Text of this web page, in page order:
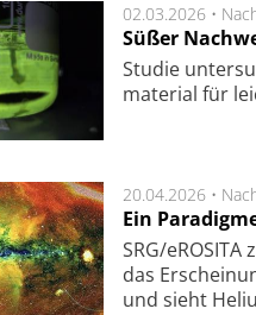
02.03.2026 •
Süßer
Studie
ma­te­rial für
20.04.2026 •
Ein
SRG/
das
und sieht